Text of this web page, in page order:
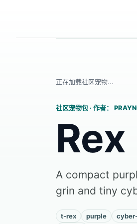
正在加载社区宠物...
社区宠物包 · 作者：
Rex
A compact
grin and tiny
t-rex purple